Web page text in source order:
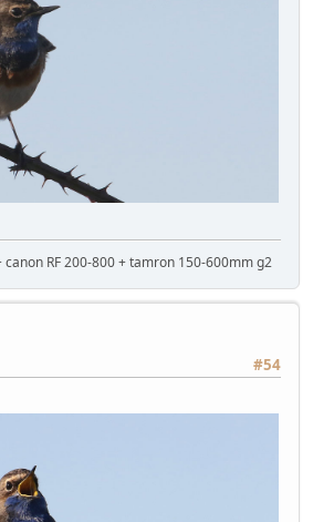
canon RF 200-800 + tamron 150-600mm g2
#54